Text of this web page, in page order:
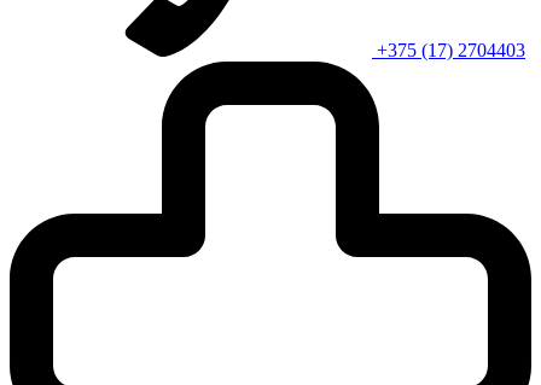
+375 (17) 2704403